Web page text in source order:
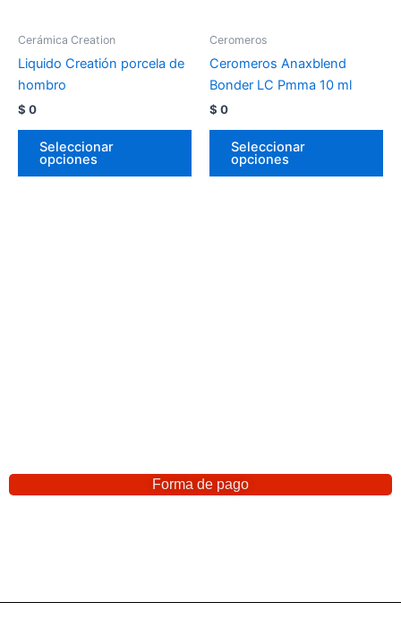
Cerámica Creation
Liquido Creatión porcela de
hombro
$ 0
Seleccionar
opciones
Ceromeros
Ceromeros Anaxblend
Bonder LC Pmma 10 ml
$ 0
Seleccionar
opciones
Forma de pago